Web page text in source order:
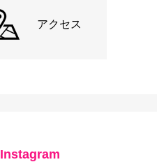
アクセス
Instagram